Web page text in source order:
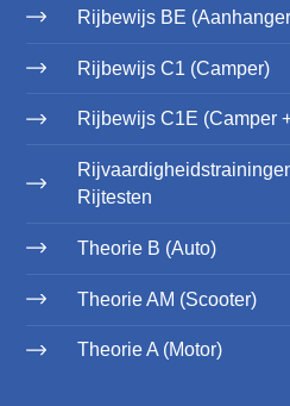
Rijbewijs BE
Rijbewijs C1 (Camper)
Rijbewijs C1E (Camper
Rijtesten
Theorie B (Auto)
Theorie AM (Scooter)
Theorie A (Motor)